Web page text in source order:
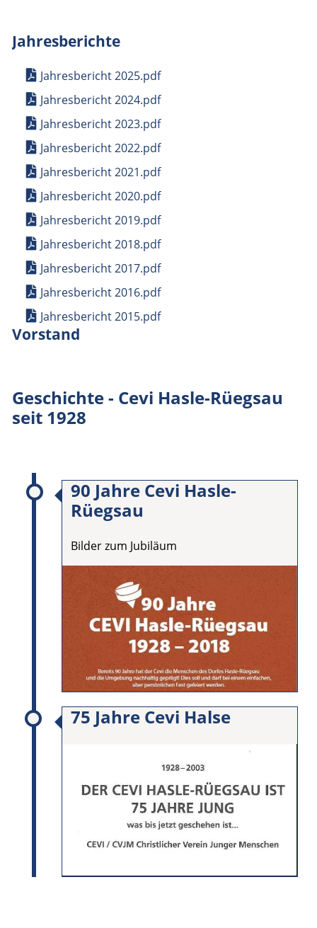
Jahresberichte
Jahresbericht 2025.pdf
Jahresbericht 2024.pdf
Jahresbericht 2023.pdf
Jahresbericht 2022.pdf
Jahresbericht 2021.pdf
Jahresbericht 2020.pdf
Jahresbericht 2019.pdf
Jahresbericht 2018.pdf
Jahresbericht 2017.pdf
Jahresbericht 2016.pdf
Jahresbericht 2015.pdf
Vorstand
Geschichte - Cevi Hasle-Rüegsau
seit 1928
90 Jahre Cevi Hasle-
Rüegsau
Bilder zum Jubiläum
75 Jahre Cevi Halse